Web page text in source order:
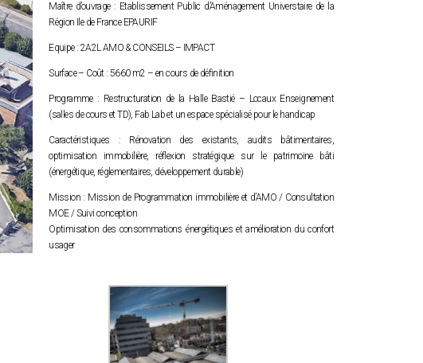
Maître d’ouvrage : Etablissement Public d’Aménagement Universtaire de la
Région Ile de France EPAURIF
Equipe : 2A2L AMO & CONSEILS – IMPACT
Surface – Coût : 5660 m2 – en cours de définition
Programme : Restructuration de la Halle Bastié – Locaux Enseignement
(salles de cours et TD), Fab Lab et un espace spécialisé pour le handicap
Caractéristiques : Rénovation des existants, audits bâtimentaires,
optimisation immobilière, réflexion stratégique sur le patrimoine bâti
(énergétique, réglementaires, développement durable)
Mission : Mission de Programmation immobilière et d’AMO / Consultation
MOE / Suivi conception
Optimisation des consommations énergétiques et amélioration du confort
usager